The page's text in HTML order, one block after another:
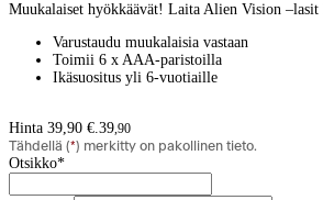
Muukalaiset hyökkäävät! Laita Alien Vision –lasit
Varustaudu muukalaisia vastaan
Toimii 6 x AAA-paristoilla
Ikäsuositus yli 6-vuotiaille
Hinta 39,90 €.39,90
Tähdellä (*) merkitty on pakollinen tieto.
Otsikko*